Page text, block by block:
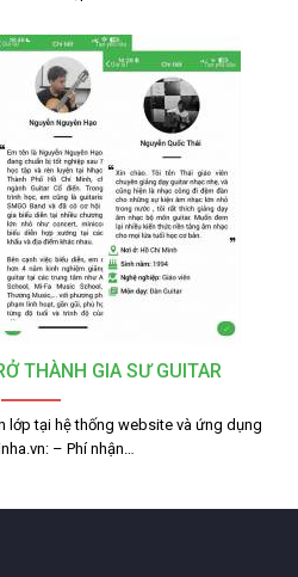
THÀNH GIA SƯ GUITAR
lớp tại hệ thống website và ứng dụng
– Phí nhận…